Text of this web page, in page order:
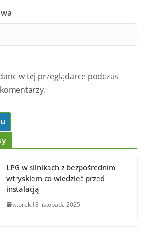
w tej przeglądarce podczas
LPG w silnikach z bezpośrednim
wtryskiem co wiedzieć przed
instalacją
wtorek 18 listopada 2025